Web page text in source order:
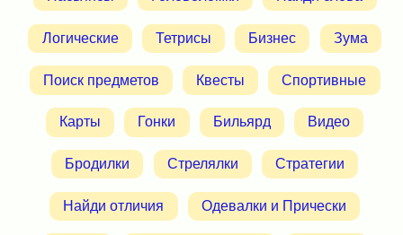
Логические Тетрисы Бизнес Зума
Поиск предметов Квесты Спортивные
Карты Гонки Бильярд Видео
Бродилки Стрелялки Стратегии
Найди отличия Одевалки и Прически